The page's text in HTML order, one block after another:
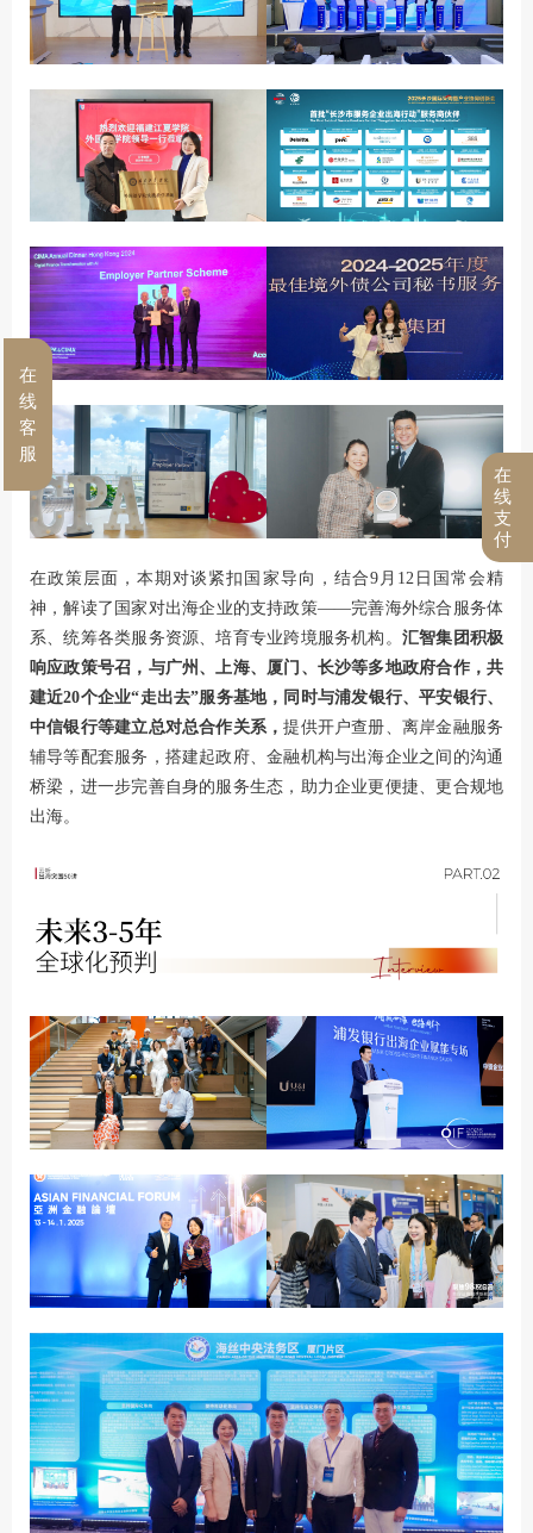
在政策层面，本期对谈紧扣国家导向，结合9月12日国常会精
神，解读了国家对出海企业的支持政策——完善海外综合服务体
系、统筹各类服务资源、培育专业跨境服务机构。 汇智集团积极
响应政策号召，与广州、上海、厦门、长沙等多地政府合作，共
建近20个企业“走出去”服务基地，同时与浦发银行、平安银行、
中信银行等建立总对总合作关系，提供开户查册、离岸金融服务
辅导等配套服务，搭建起政府、金融机构与出海企业之间的沟通
桥梁，进一步完善自身的服务生态，助力企业更便捷、更合规地
出海。
在
线
客
服
在
线
支
付